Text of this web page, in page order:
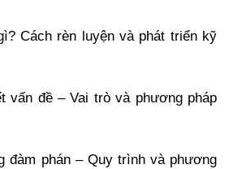
Cách rèn luyện và phát triển kỹ
vấn đề – Vai trò và phương pháp
đàm phán – Quy trình và phương